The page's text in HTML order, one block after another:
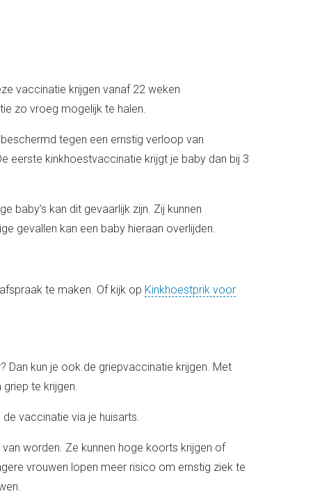
vaccinatie krijgen vanaf 22 weken
zo vroeg mogelijk te halen.
tegen een ernstig verloop van
eerste kinkhoestvaccinatie krijgt je baby dan bij 3
baby’s kan dit gevaarlijk zijn. Zij kunnen
gevallen kan een baby hieraan overlijden.
te maken. Of kijk op Kinkhoestprik voor
Dan kun je ook de griepvaccinatie krijgen. Met
te krijgen.
vaccinatie via je huisarts.
worden. Ze kunnen hoge koorts krijgen of
vrouwen lopen meer risico om ernstig ziek te